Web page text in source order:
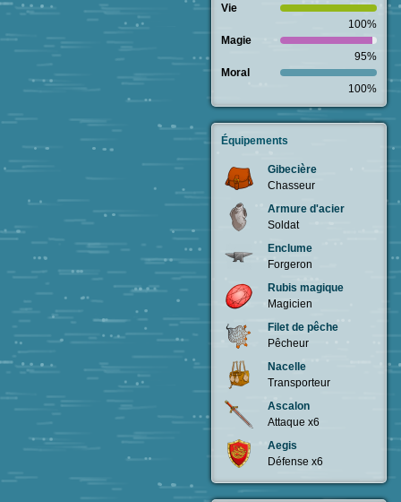
Vie
100%
Magie
95%
Moral
100%
Équipements
Gibecière
Chasseur
Armure d'acier
Soldat
Enclume
Forgeron
Rubis magique
Magicien
Filet de pêche
Pêcheur
Nacelle
Transporteur
Ascalon
Attaque x6
Aegis
Défense x6